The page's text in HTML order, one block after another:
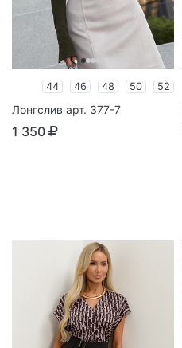
44 46 48 50 52
Лонгслив арт. 377-7
1 350